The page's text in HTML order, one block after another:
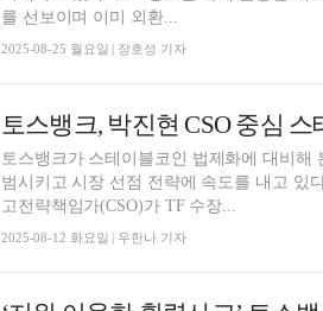
를 선보이며 이미 외환...
2025-08-25 월요일 | 장호성 기자
토스뱅크가 스테이블코인 법제화에 대비
범시키고 시장 선점 전략에 속도를 내고 있
고전략책임가(CSO)가 TF 수장...
2025-08-12 화요일 | 우한나 기자